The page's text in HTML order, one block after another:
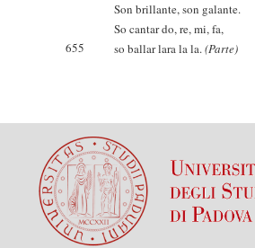
Son brillante, son galante.
So cantar do, re, mi, fa,
655
so ballar lara la la.(Parte)